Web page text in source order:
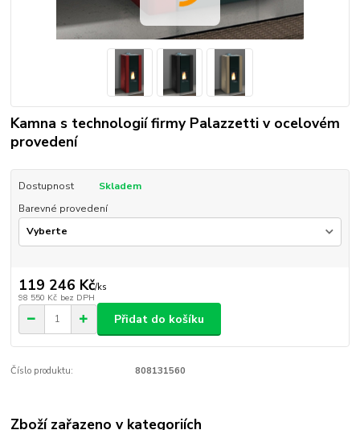
Kamna s technologií firmy Palazzetti v ocelovém
provedení
Dostupnost
Skladem
Barevné provedení
119 246 Kč/ks
98 550 Kč bez DPH
Přidat do košíku
Číslo produktu: 808131560
Zboží zařazeno v kategoriích